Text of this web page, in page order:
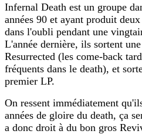
Infernal Death est un groupe
années 90 et ayant produit deux
dans l'oubli pendant une
L'année dernière, ils sortent
Resurrected (les come-back
fréquents dans le death), et
premier LP.
On ressent immédiatement
années de gloire du death, ça
a donc droit à du bon gros